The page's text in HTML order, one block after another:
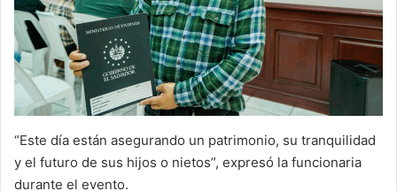
“Este día están asegurando un patrimonio, su tranquilidad
y el futuro de sus hijos o nietos”, expresó la funcionaria
durante el evento.